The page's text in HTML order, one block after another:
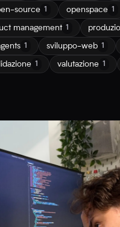
source 1 openspace 1
management 1
1 sviluppo-web 1
1 valutazione 1